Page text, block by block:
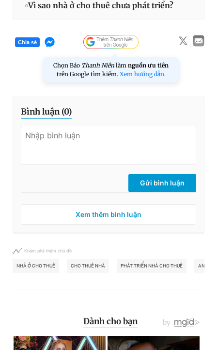
Vì sao nhà ở cho thuê chưa phát triển?
Chia sẻ
Chọn Báo Thanh Niên làm nguồn ưu tiên
trên Google tìm kiếm. Xem hướng dẫn.
Bình luận (0)
Gửi bình luận
Xem thêm bình luận
Khám phá thêm chủ đề
NHÀ Ở CHO THUÊ CHO THUÊ NHÀ PHÁT TRIỂN NHÀ CHO THUÊ AN CƯ